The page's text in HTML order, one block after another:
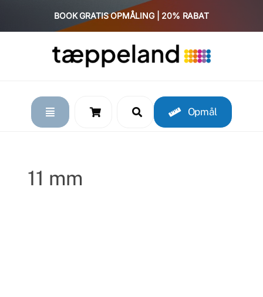
content
BOOK GRATIS OPMÅLING | 20% RABAT
Opmål
11 mm